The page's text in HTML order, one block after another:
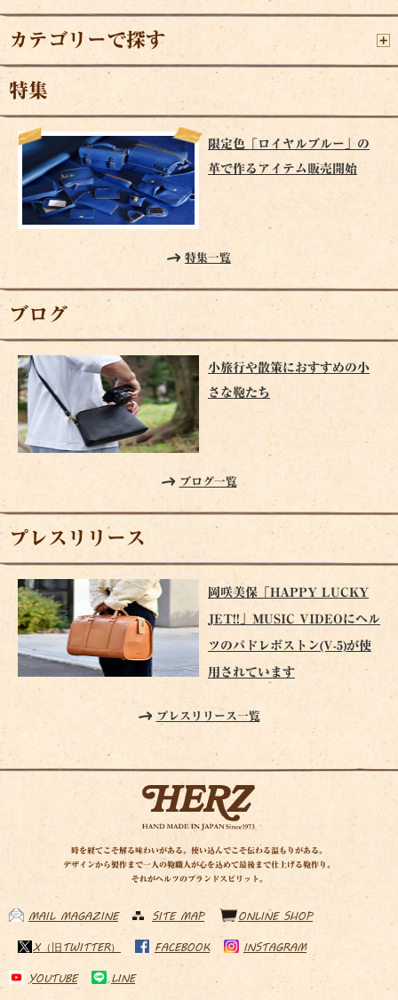
カテゴリーで探す
特集
限定色「ロイヤルブルー」の
革で作るアイテム販売開始
特集一覧
ブログ
小旅行や散策におすすめの小
さな鞄たち
ブログ一覧
プレスリリース
岡咲美保「HAPPY LUCKY
JET!!」MUSIC VIDEOにヘル
ツのパドレボストン(V-5)が使
用されています
プレスリリース一覧
時を経てこそ解る味わいがある。使い込んでこそ伝わる温もりがある。
デザインから製作まで一人の鞄職人が心を込めて最後まで仕上げる鞄作り。
それがヘルツのブランドスピリット。
MAIL MAGAZINE SITE MAP ONLINE SHOP
X（旧TWITTER） FACEBOOK INSTAGRAM
YOUTUBE LINE